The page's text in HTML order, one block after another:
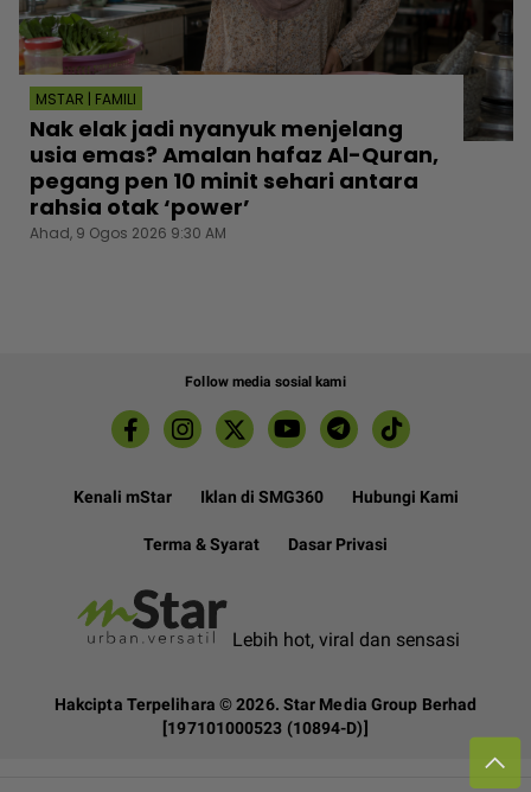
MSTAR | FAMILI
Nak elak jadi nyanyuk menjelang
usia emas? Amalan hafaz Al-Quran,
pegang pen 10 minit sehari antara
rahsia otak ‘power’
Ahad, 9 Ogos 2026 9:30 AM
Follow media sosial kami
Kenali mStar Iklan di SMG360 Hubungi Kami
Terma & Syarat Dasar Privasi
Lebih hot, viral dan sensasi
Hakcipta Terpelihara ©2026. Star Media Group Berhad
[197101000523 (10894-D)]